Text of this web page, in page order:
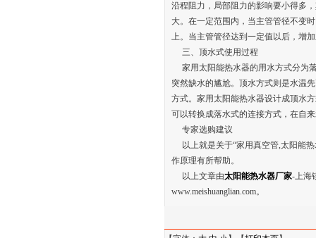
沿程阻力，局部阻力的影响要小得多
大。在一定范围内，当主管管径不变
上。当主管管径达到一定值以后，增
三、顶水式使用过程
家用太阳能热水器的用水方式分为
突然缺水的尴尬。顶水方式则是水温
方式。家用太阳能热水器设计成顶水
可以转换成落水式的连接方式，在自
专家选购建议
以上就是关于“家用真空管,太阳能热
作原理有所帮助。
以上文章由太阳能热水器厂家-上海
www.meishuanglian.com。